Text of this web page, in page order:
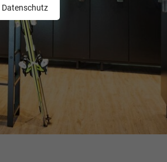
Datenschutz